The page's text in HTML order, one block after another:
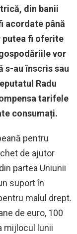
din banii
acordate până
putea fi oferite
vor
s-au înscris sau
Radu
tarifele
consumați.
pentru
de ajutor
partea Uniunii
suport în
malul drept.
de euro, 100
mijlocul lunii